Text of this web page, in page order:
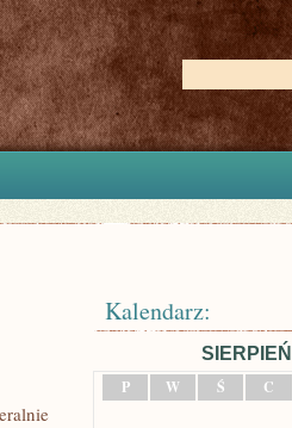
Kalendarz:
P
W Ś C